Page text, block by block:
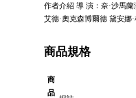
作者介紹 導 演：奈·沙馬
艾德·奧克森博爾德 黛安娜
商品規格
商
品